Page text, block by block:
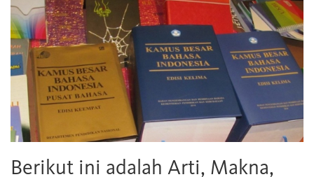
Berikut ini adalah Arti, Makna,